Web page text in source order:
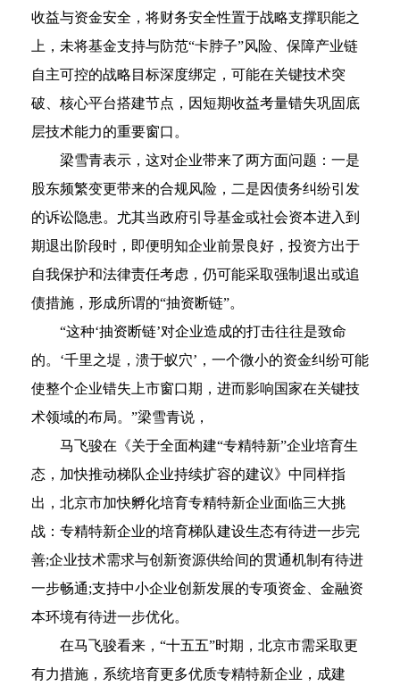
收益与资金安全，将财务安全性置于战略支撑职能之
上，未将基金支持与防范“卡脖子”风险、保障产业链
自主可控的战略目标深度绑定，可能在关键技术突
破、核心平台搭建节点，因短期收益考量错失巩固底
层技术能力的重要窗口。
梁雪青表示，这对企业带来了两方面问题：一是
股东频繁变更带来的合规风险，二是因债务纠纷引发
的诉讼隐患。尤其当政府引导基金或社会资本进入到
期退出阶段时，即便明知企业前景良好，投资方出于
自我保护和法律责任考虑，仍可能采取强制退出或追
债措施，形成所谓的“抽资断链”。
“这种‘抽资断链’对企业造成的打击往往是致命
的。‘千里之堤，溃于蚁穴’，一个微小的资金纠纷可能
使整个企业错失上市窗口期，进而影响国家在关键技
术领域的布局。”梁雪青说，
马飞骏在《关于全面构建“专精特新”企业培育生
态，加快推动梯队企业持续扩容的建议》中同样指
出，北京市加快孵化培育专精特新企业面临三大挑
战：专精特新企业的培育梯队建设生态有待进一步完
善;企业技术需求与创新资源供给间的贯通机制有待进
一步畅通;支持中小企业创新发展的专项资金、金融资
本环境有待进一步优化。
在马飞骏看来，“十五五”时期，北京市需采取更
有力措施，系统培育更多优质专精特新企业，成建